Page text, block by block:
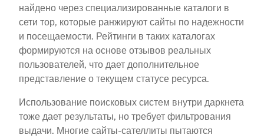
найдено через специализированные каталоги в
сети тор, которые ранжируют сайты по надежности
и посещаемости. Рейтинги в таких каталогах
формируются на основе отзывов реальных
пользователей, что дает дополнительное
представление о текущем статусе ресурса.
Использование поисковых систем внутри даркнета
тоже дает результаты, но требует фильтрования
выдачи. Многие сайты-сателлиты пытаются